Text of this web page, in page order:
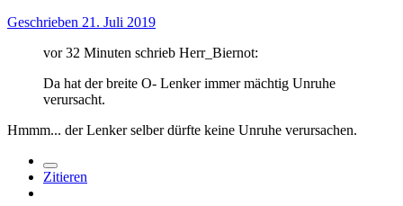
Geschrieben 21. Juli 2019
vor 32 Minuten schrieb Herr_Biernot:
Da hat der breite O- Lenker immer mächtig Unruhe
verursacht.
Hmmm... der Lenker selber dürfte keine Unruhe verursachen.
Zitieren